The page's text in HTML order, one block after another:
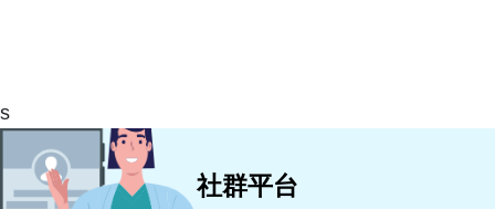
s
社群平台